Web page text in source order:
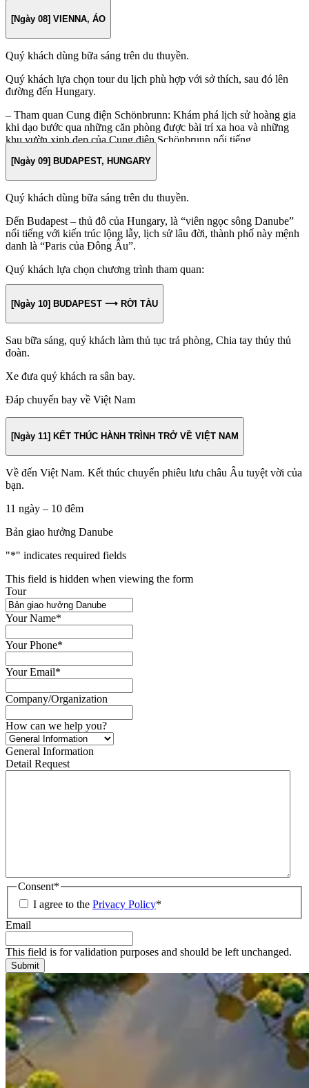
Buổi tối dành riêng cho:
Trải nghiệm đặc biệt – Tiệc cocktail và buổi hòa nhạc giao hưởng
Opera tại Cung điện Thành phố Vienna.
[Ngày 08] VIENNA, ÁO
Quý khách dùng bữa sáng trên du thuyền.
Quý khách lựa chọn tour du lịch phù hợp với sở thích, sau đó lên
đường đến Hungary.
– Tham quan Cung điện Schönbrunn: Khám phá lịch sử hoàng gia
khi dạo bước qua những căn phòng được bài trí xa hoa và những
khu vườn xinh đẹp của Cung điện Schönbrunn nổi tiếng.
– Ghé thăm Bratislava ở Slovakia Chiêm ngưỡng một số công trình
Đài phát thanh Slovakia và Khách sạn Kyiv.
– Tour ẩm thực Vienna Đắm mình trong ẩm thực Vienna qua tour
ẩm thực khám phá những con phố nhỏ hẹp của thành phố. Ghé
thăm một quán cà phê truyền thống, thử món xúc xích Vienna kinh
tiếng của thành phố.
Buổi chiều tàu tiếp tục hành trình đến Budapest.
[Ngày 09] BUDAPEST, HUNGARY
Quý khách dùng bữa sáng trên du thuyền.
Đến Budapest – thủ đô của Hungary, là “viên ngọc sông Danube”
nổi tiếng với kiến trúc lộng lẫy, lịch sử lâu đời, thành phố này mệnh
danh là “Paris của Đông Âu”.
Quý khách lựa chọn chương trình tham quan:
gồm Quảng trường Anh hùng – Heroes’ Square và Nhà thờ Thánh
– Tour Khám phá ẩm thực Budapest . Vào khu chợ Great Market
Hall và khám phá nhiều loại xúc xích, thịt, pho mát, trái cây và rau
treo lên Castle Hill và chiêm ngưỡng toàn cảnh tuyệt đẹp trên sông,
Buổi chiều, tự do khám phá.
buổi chia tay đáng nhớ. Thưởng thức màn trình diễn nhạc dân gian
Hungary trong khi nhâm nhi rượu brandy địa phương, cùng các loại
[Ngày 10] BUDAPEST ⟶ RỜI TÀU
Sau bữa sáng, quý khách làm thủ tục trả phòng, Chia tay thủy thủ
đoàn.
Xe đưa quý khách ra sân bay.
Đáp chuyến bay về Việt Nam
[Ngày 11] KẾT THÚC HÀNH TRÌNH TRỞ VỀ VIỆT NAM
Về đến Việt Nam. Kết thúc chuyến phiêu lưu châu Âu tuyệt vời của
bạn.
11 ngày – 10 đêm
Bản giao hưởng Danube
"*" indicates required fields
This field is hidden when viewing the form
Tour
Your Name*
Your Phone*
Your Email*
Company/Organization
How can we help you?
General Information
Detail Request
Consent*
I agree to the Privacy Policy*
Email
This field is for validation purposes and should be left unchanged.
Submit